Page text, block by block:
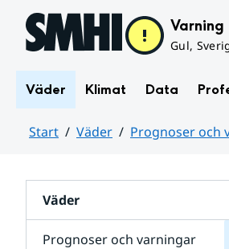
Hoppa till sidans innehåll Varning
Gul,
Väder Klimat Data
Start Väder Prognoser och
Väder
Prognoser och varningar